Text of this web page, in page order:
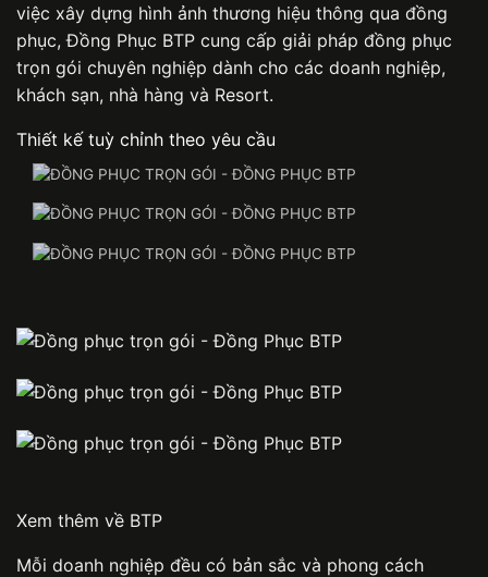
việc xây dựng hình ảnh thương hiệu thông qua đồng
phục,Đồng Phục BTP cung cấp giải pháp đồng phục
trọn gói chuyên nghiệp dành cho các doanh nghiệp,
khách sạn, nhà hàng và Resort.
Thiết kế tuỳ chỉnh theo yêu cầu
Xem thêm về BTP
Mỗi doanh nghiệp đều có bản sắc và phong cách